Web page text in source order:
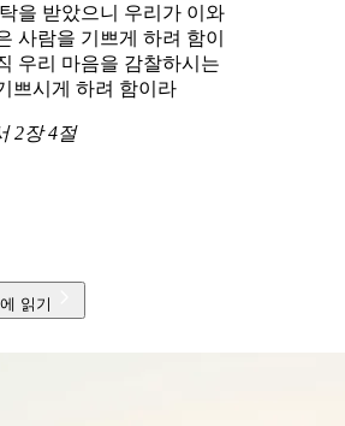
을 받았으니 우리가 이와
사람을 기쁘게 하려 함이
우리 마음을 감찰하시는
쁘시게 하려 함이라
2장 4절
읽기